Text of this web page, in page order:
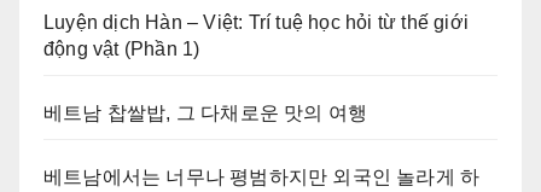
Luyện dịch Hàn – Việt: Trí tuệ học hỏi từ thế giới
động vật (Phần 1)
베트남 찹쌀밥, 그 다채로운 맛의 여행
베트남에서는 너무나 평범하지만 외국인 놀라게 하